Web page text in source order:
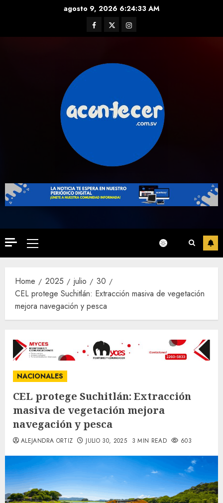
agosto 9, 2026 6:24:34 AM
Facebook
TwitterInstagram
Primary
Menu
Home 2025 julio
30
CEL protege Suchitlán: Extracción masiva de vegetación
mejora navegación y pesca
NACIONALES
CEL protege Suchitlán: Extracción
masiva de vegetación mejora
navegación y pesca
ALEJANDRA ORTIZ JULIO 30, 2025 3 MIN READ 603